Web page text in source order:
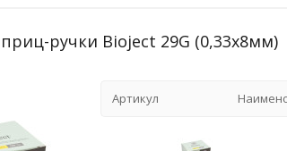
ручки Bioject 29G (0,33x8мм)
Артикул